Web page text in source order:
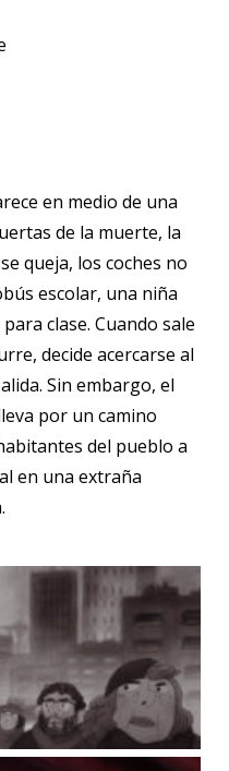
en medio de una
de la muerte, la
queja, los coches no
escolar, una niña
clase. Cuando sale
decide acercarse al
Sin embargo, el
por un camino
del pueblo a
en una extraña